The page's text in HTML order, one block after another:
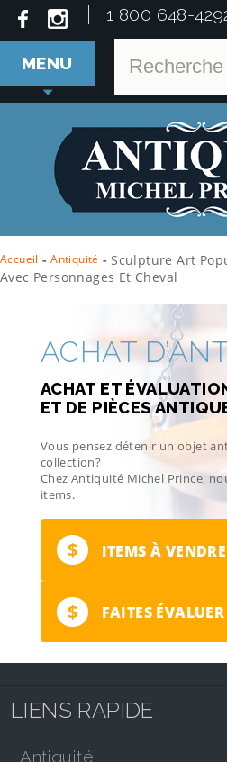
1 800 648-
MENU
Accueil - Antiquité - Sculpture Art
Avec Personnages Et Cheval
ACHAT
ACHAT ET
ET DE PIÈCES
Vous pensez détenir un objet
collection?
Chez Antiquité Michel Prince,
items.
$ ITEMS À VENDRE
$ FAITES ÉVALUER
LIENS RAPIDE
antiquité